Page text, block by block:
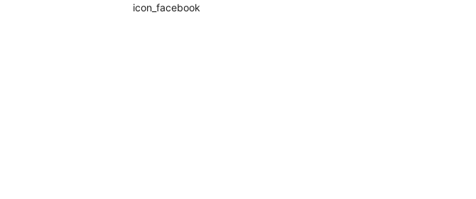
icon_facebook